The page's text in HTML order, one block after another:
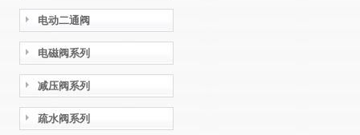
电动二通阀
电磁阀系列
减压阀系列
疏水阀系列